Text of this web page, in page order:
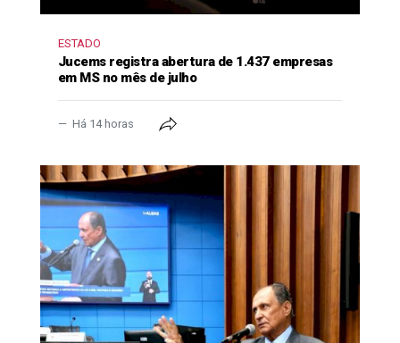
ESTADO
Jucems registra abertura de 1.437 empresas
em MS no mês de julho
Há 14 horas